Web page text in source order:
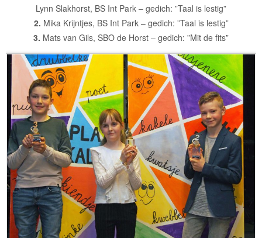
Lynn Slakhorst, BS Int Park – gedich: ”Taal is lestig”
2. Mika Krijntjes, BS Int Park – gedich: ”Taal is lestig”
3. Mats van Gils, SBO de Horst – gedich: ”Mit de fits”